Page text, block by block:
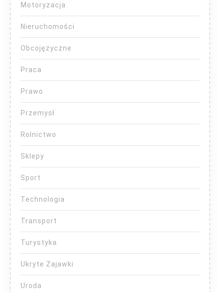
Motoryzacja
Nieruchomości
Obcojęzyczne
Praca
Prawo
Przemysł
Rolnictwo
Sklepy
Sport
Technologia
Transport
Turystyka
Ukryte Zajawki
Uroda